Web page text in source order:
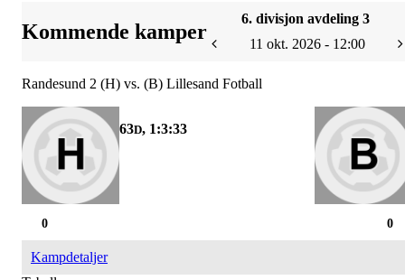
Kommende kamper
6. divisjon avdeling 3
11 okt. 2026 - 12:00
Randesund 2 (H) vs. (B) Lillesand Fotball
63D, 1:3:32
0
0
Kampdetaljer